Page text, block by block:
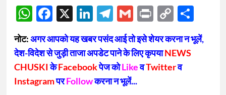
WhatsApp
Facebook
X LinkedIn
Telegram
Gmail
Print
Copy
Link
नोट:अगर आपको यह खबर पसंद आई तो इसे शेयर करना न भूलें,
देश-विदेश से जुड़ी ताजा अपडेट पाने के लिए कृपयाNEWS
CHUSKIकेFacebookपेज कोLikeवTwitterव
InstagramपरFollowकरना न भूलें...